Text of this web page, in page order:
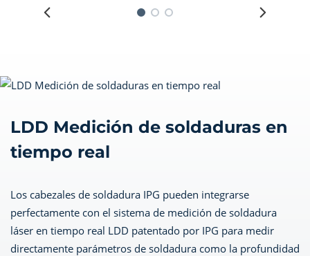
LDD Medición de soldaduras en
tiempo real
Los cabezales de soldadura IPG pueden integrarse
perfectamente con el sistema de medición de soldadura
láser en tiempo real LDD patentado por IPG para medir
directamente parámetros de soldadura como la profundidad